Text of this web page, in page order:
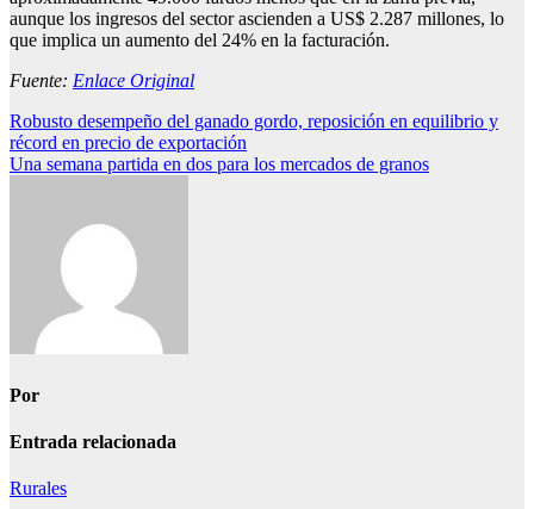
aunque los ingresos del sector ascienden a US$ 2.287 millones, lo
que implica un aumento del 24% en la facturación.
Fuente: Enlace Original
Navegación
de
Robusto desempeño del ganado gordo, reposición en equilibrio y
récord en precio de exportación
Una semana partida en dos para los mercados de granos
Por
Entrada relacionada
Rurales